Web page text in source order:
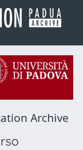
Archive